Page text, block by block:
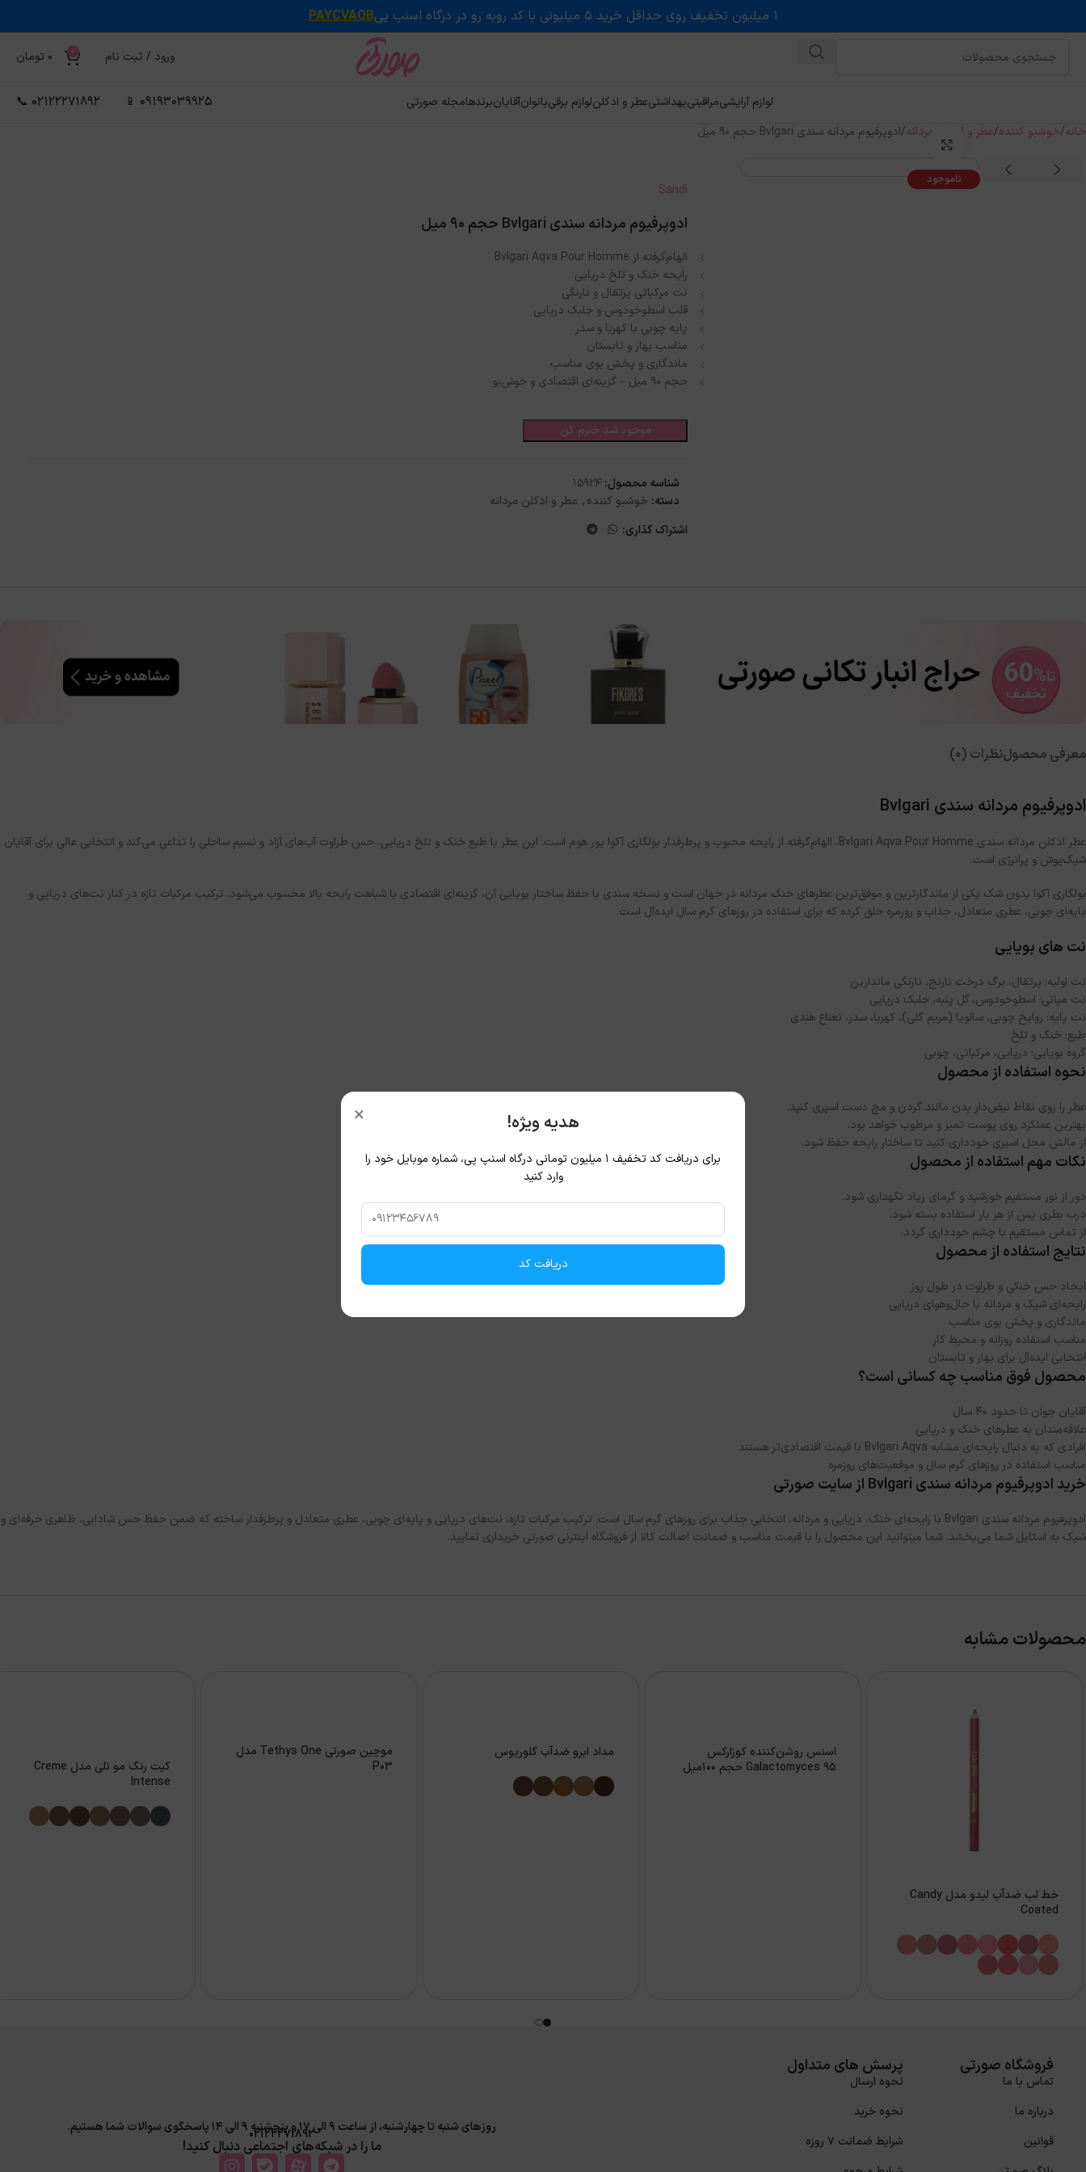
۱ میلیون تخفیف روی حداقل خرید ۵ میلیونی با کد روبه رو در درگاه اسنپ پی PAYCVAQB
ورود / ثبت نام 0
0 تومان
لوازم آرایشیمراقبتیبهداشتیعطر و ادکلنلوازم برقیبانوانآقایانبرندهامجله صورتی 09193039925 📱
02122271892 📞
خانه خوشبو کننده عطر و ادکلن مردانه ادوپرفیوم مردانه سندی Bvlgari حجم ۹۰ میل
ناموجود
بزرگنمایی تصویر
Sandi
ادوپرفیوم مردانه سندی Bvlgari حجم ۹۰ میل
الهام‌گرفته از Bvlgari Aqva Pour Homme
رایحه خنک و تلخ دریایی
نت مرکباتی پرتقال و نارنگی
قلب اسطوخودوس و جلبک دریایی
پایه چوبی با کهربا و سدر
مناسب بهار و تابستان
ماندگاری و پخش بوی مناسب
حجم 90 میل – گزینه‌ای اقتصادی و خوش‌بو
موجود شد خبرم کن
شناسه محصول: 15924
دسته: خوشبو کننده, عطر و ادکلن مردانه
اشتراک گذاری:
معرفی محصولنظرات (0)
ادوپرفیوم مردانه سندی Bvlgari
عطر ادکلن مردانه سندی Bvlgari Aqva Pour Homme، الهام‌گرفته از رایحه محبوب و پرطرفدار بولگاری آکوا پور هوم است. این عطر با طبع خنک و تلخ دریایی، حس طراوت آب‌های آزاد و نسیم ساحلی را تداعی می‌کند و انتخابی عالی برای آقایان
شیک‌پوش و پرانرژی است.
بولگاری آکوا بدون شک یکی از ماندگارترین و موفق‌ترین عطرهای خنک مردانه در جهان است و نسخه سندی با حفظ ساختار بویایی آن، گزینه‌ای اقتصادی با شباهت رایحه بالا محسوب می‌شود. ترکیب مرکبات تازه در کنار نت‌های دریایی و
پایه‌ای چوبی، عطری متعادل، جذاب و روزمره خلق کرده که برای استفاده در روزهای گرم سال ایده‌آل است.
نت‌ های بویایی
نت اولیه: پرتقال، برگ درخت نارنج، نارنگی ماندارین
نت میانی: اسطوخودوس، گل پنبه، جلبک دریایی
نت پایه: روایح چوبی، سالویا (مریم گلی)، کهربا، سدر، نعناع هندی
طبع: خنک و تلخ
گروه بویایی: دریایی، مرکباتی، چوبی
نحوه استفاده از محصول
عطر را روی نقاط نبض‌دار بدن مانند گردن و مچ دست اسپری کنید.
بهترین عملکرد روی پوست تمیز و مرطوب خواهد بود.
از مالش محل اسپری خودداری کنید تا ساختار رایحه حفظ شود.
نکات مهم استفاده از محصول
دور از نور مستقیم خورشید و گرمای زیاد نگهداری شود.
درب بطری پس از هر بار استفاده بسته شود.
از تماس مستقیم با چشم خودداری گردد.
نتایج استفاده از محصول
ایجاد حس خنکی و طراوت در طول روز
رایحه‌ای شیک و مردانه با حال‌وهوای دریایی
ماندگاری و پخش بوی مناسب
مناسب استفاده روزانه و محیط کار
انتخابی ایده‌آل برای بهار و تابستان
محصول فوق مناسب چه کسانی است؟
آقایان جوان تا حدود 40 سال
علاقه‌مندان به عطرهای خنک و دریایی
افرادی که به دنبال رایحه‌ای مشابه Bvlgari Aqva با قیمت اقتصادی‌تر هستند
مناسب استفاده در روزهای گرم سال و موقعیت‌های روزمره
خرید ادوپرفیوم مردانه سندی Bvlgari از سایت صورتی
ادوپرفیوم مردانه سندی Bvlgari با رایحه‌ای خنک، دریایی و مردانه، انتخابی جذاب برای روزهای گرم سال است. ترکیب مرکبات تازه، نت‌های دریایی و پایه‌ای چوبی، عطری متعادل و پرطرفدار ساخته که ضمن حفظ حس شادابی، ظاهری حرفه‌ای و
شیک به استایل شما می‌بخشد. شما میتوانید این محصول را با قیمت مناسب و ضمانت اصالت کالا از فروشگاه اینترنی صورتی خریداری نمایید.
محصولات مشابه
خط لب ضدآب لیدو مدل Candy
Coated
اسنس روشن‌کننده کوزارکس
Galactomyces 95 حجم 100میل
مداد ابرو ضدآب گلوریوس
موچین صورتی Tethys One مدل
P03
کیت رنگ مو نلی مدل Creme
Intense
فروشگاه صورتی
تماس با ما
درباره ما
قوانین
پرسش های متداول
نحوه ارسال
نحوه خرید
شرایط ضمانت 7 روزه
ما را در شبکه‌های اجتماعی دنبال کنید!
02122271892 روزهای شنبه تا چهارشنبه، از ساعت 9 الی 17 و پنجشنبه 9 الی 14 پاسخگوی سوالات شما هستیم.
× هدیه ویژه!
برای دریافت کد تخفیف ۱ میلیون تومانی درگاه اسنپ پی، شماره موبایل خود را
وارد کنید
دریافت کد